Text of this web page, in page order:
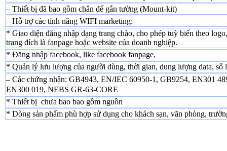
– Thiết bị đã bao gồm chân đế gắn tường (Mount-kit)
– Hỗ trợ các tính năng WIFI marketing:
* Giao diện đăng nhập dạng trang chào, cho phép tuỳ biến theo
trang đích là fanpage hoặc website của doanh nghiệp.
* Đăng nhập facebook, like facebook fanpage,
* Quản lý lưu lượng của người dùng, thời gian, dung lượng data, số
– Các chứng nhận: GB4943, EN/IEC 60950-1, GB9254, EN301
EN300 019, NEBS GR-63-CORE
* Thiết bị chưa bao bao gồm nguồn
* Dòng sản phẩm phù hợp sử dụng cho khách sạn, văn phòng,